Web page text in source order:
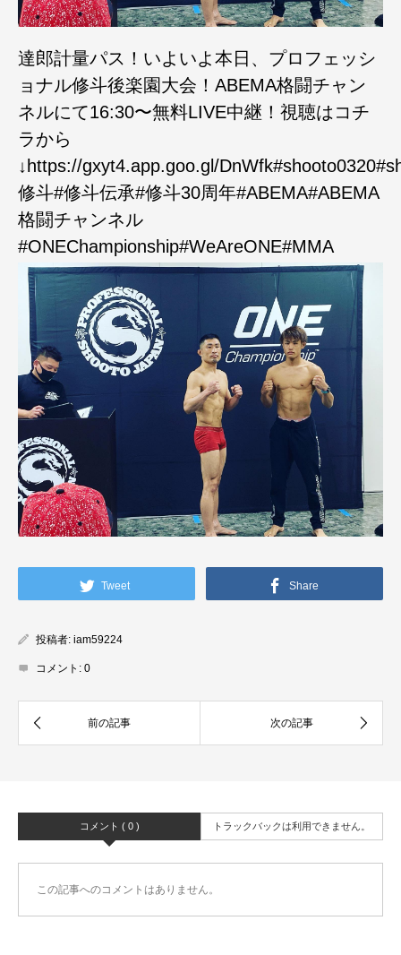
達郎計量パス！いよいよ本日、プロフェッシ
ョナル修斗後楽園大会！ABEMA格闘チャン
ネルにて16:30〜無料LIVE中継！視聴はコチ
ラから
↓https://gxyt4.app.goo.gl/
修斗#修斗伝承#修斗30周年#ABEMA#ABEMA
格闘チャンネル
#ONEChampionship#WeAreONE#MMA
Tweet Share
投稿者: iam59224
コメント: 0
コメント ( 0 ) トラックバックは利用できません。
この記事へのコメントはありません。